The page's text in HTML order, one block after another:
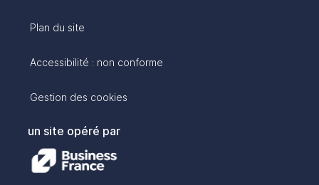
Plan du site
Accessibilité : non conforme
Gestion des cookies
un site opéré par